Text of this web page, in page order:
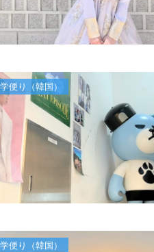
便り（韓国）
便り（韓国）